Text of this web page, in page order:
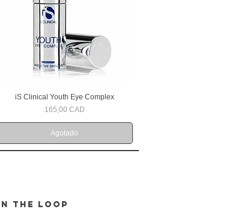
Vista rápida
iS Clinical Youth Eye Complex
Precio
165,00 CAD
Agotado
THE LOOP